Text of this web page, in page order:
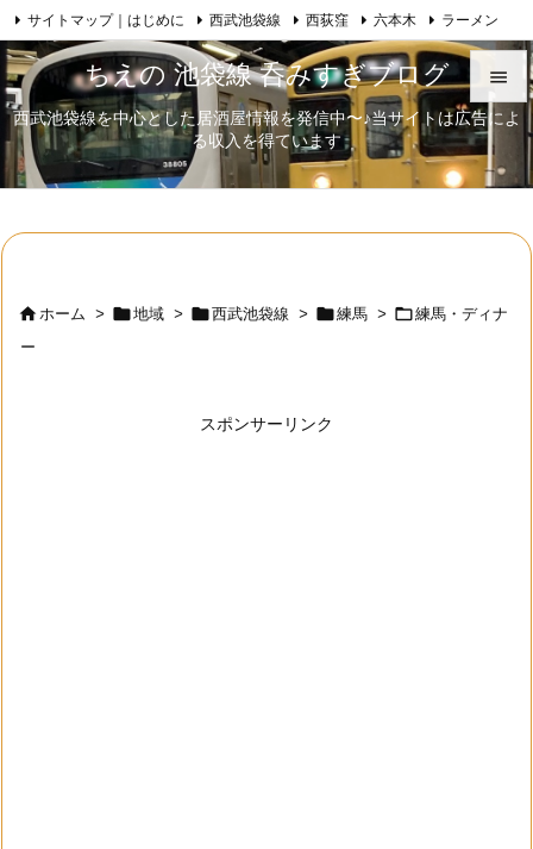
ちえの 池袋線 呑みすぎブログ
西武池袋線を中心とした居酒屋情報を発信中〜♪当サイトは広告によ
る収入を得ています


メニュ


サイトマップ｜はじめに 西武池袋線 西荻窪 六本木 ラーメン
日本酒 歌舞伎 自己紹介 RSS Feedly
ホーム > 地域 > 西武池袋線 > 練馬 > 練馬・ディナ
ー
スポンサーリンク